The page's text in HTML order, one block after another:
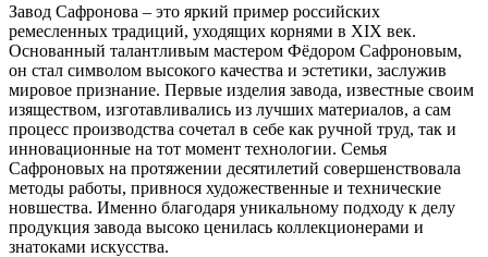
Завод Сафронова – это яркий пример российских
ремесленных традиций, уходящих корнями в XIX век.
Основанный талантливым мастером Фёдором Сафроновым,
он стал символом высокого качества и эстетики, заслужив
мировое признание. Первые изделия завода, известные своим
изяществом, изготавливались из лучших материалов, а сам
процесс производства сочетал в себе как ручной труд, так и
инновационные на тот момент технологии. Семья
Сафроновых на протяжении десятилетий совершенствовала
методы работы, привнося художественные и технические
новшества. Именно благодаря уникальному подходу к делу
продукция завода высоко ценилась коллекционерами и
знатоками искусства.